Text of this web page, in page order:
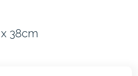
38cm